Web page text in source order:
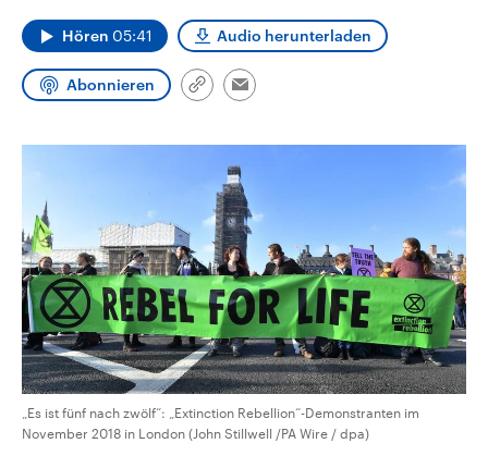
Hören 05:41 Audio herunterladen
Abonnieren
Link
Email
„Es ist fünf nach zwölf“: „Extinction Rebellion“-Demonstranten im
November 2018 in London (John Stillwell /PA Wire / dpa)